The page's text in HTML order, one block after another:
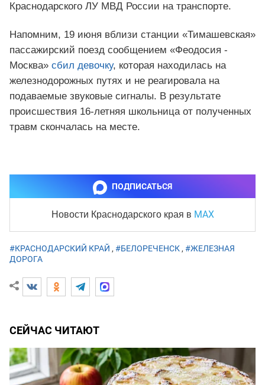
Краснодарского ЛУ МВД России на транспорте.
Напомним, 19 июня вблизи станции «Тимашевская»
пассажирский поезд сообщением «Феодосия -
Москва» сбил девочку, которая находилась на
железнодорожных путях и не реагировала на
подаваемые звуковые сигналы. В результате
происшествия 16-летняя школьница от полученных
травм скончалась на месте.
ПОДПИСАТЬСЯ
Новости Краснодарского края в MAX
#КРАСНОДАРСКИЙ КРАЙ , #БЕЛОРЕЧЕНСК, #ЖЕЛЕЗНАЯ
ДОРОГА
СЕЙЧАС ЧИТАЮТ